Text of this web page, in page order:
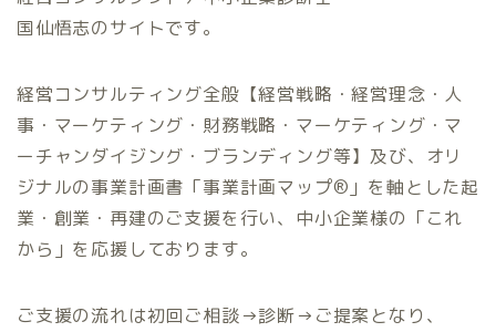
国仙悟志のサイトです。
経営コンサルティング全般【経営戦略・経営理念・人
事・マーケティング・財務戦略・マーケティング・マ
ーチャンダイジング・ブランディング等】及び、オリ
ジナルの事業計画書「事業計画マップ®️」を軸とした起
業・創業・再建のご支援を行い、中小企業様の「これ
から」を応援しております。
ご支援の流れは初回ご相談→診断→ご提案となり、